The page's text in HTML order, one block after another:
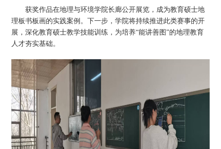
获奖作品在地理与环境学院长廊公开展览，成为教育硕士地
理板书板画的实践案例。下一步，学院将持续推进此类赛事的开
展，深化教育硕士教学技能训练，为培养“能讲善图”的地理教育
人才夯实基础。